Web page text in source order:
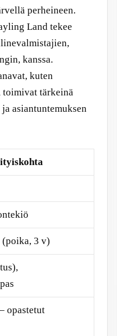
perheineen.
Land tekee
kanssa.
kuten
toimivat tärkeinä
asiantuntemuksen
3 v)
opastetut